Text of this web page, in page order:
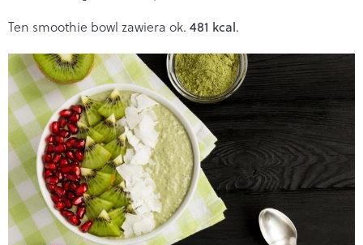
Ten smoothie bowl zawiera ok. 481 kcal.